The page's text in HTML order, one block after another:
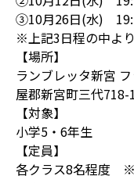
③10月26日(水)
※上記3日程の中よ
【場所】
ランブレッタ新宮
屋郡新宮町三代718-1
【対象】
小学5・6年生
【定員】
各クラス8名程度 ※